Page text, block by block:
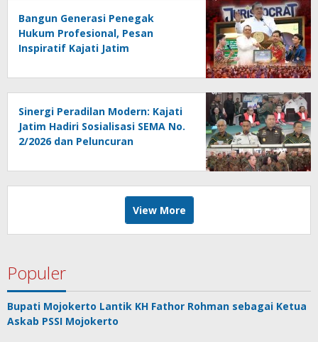
Bangun Generasi Penegak
Hukum Profesional, Pesan
Inspiratif Kajati Jatim
Sinergi Peradilan Modern: Kajati
Jatim Hadiri Sosialisasi SEMA No.
2/2026 dan Peluncuran
Surabaya
View More
Populer
Bupati Mojokerto Lantik KH Fathor Rohman sebagai Ketua
Askab PSSI Mojokerto